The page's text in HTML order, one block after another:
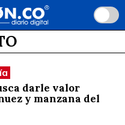
darle valor
y manzana del